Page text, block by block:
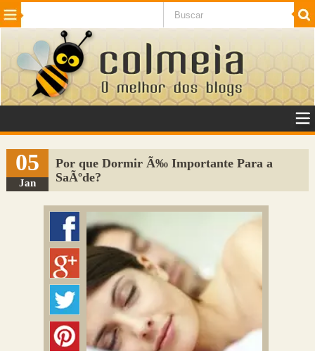
Beleza Cinema e TV
Internet Jogos NotÃ­cias SaÃºde
VeÃ­culos Adulto
Sugerir Link
Adicionar Blog
Colmeia Exchange
Perguntas Frequentes
05
Jan
Por que Dormir Ã‰ Importante Para a
SaÃºde?